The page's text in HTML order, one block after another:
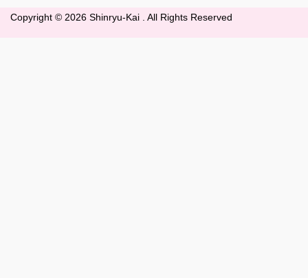
Copyright © 2026 Shinryu-Kai . All Rights Reserved